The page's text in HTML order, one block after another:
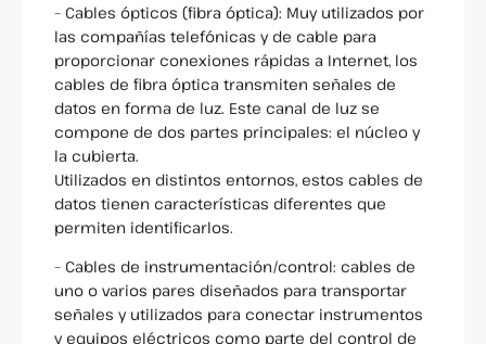
– Cables ópticos (fibra óptica): Muy utilizados por
las compañías telefónicas y de cable para
proporcionar conexiones rápidas a Internet, los
cables de fibra óptica transmiten señales de
datos en forma de luz. Este canal de luz se
compone de dos partes principales: el núcleo y
la cubierta.
Utilizados en distintos entornos, estos cables de
datos tienen características diferentes que
permiten identificarlos.
– Cables de instrumentación/control: cables de
uno o varios pares diseñados para transportar
señales y utilizados para conectar instrumentos
y equipos eléctricos como parte del control de